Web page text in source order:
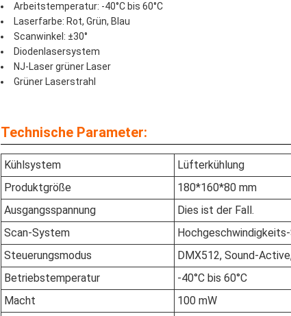
Arbeitstemperatur: -40°C bis 60°C
Laserfarbe: Rot, Grün, Blau
Scanwinkel: ±30°
Diodenlasersystem
NJ-Laser grüner Laser
Grüner Laserstrahl
Technische Parameter:
Kühlsystem
Lüfterkühlung
Produktgröße
180*160*80 mm
Ausgangsspannung
Dies ist der Fall.
Scan-System
Steuerungsmodus
DMX512, Sound-
Betriebstemperatur
-40°C bis 60°C
Macht
100 mW